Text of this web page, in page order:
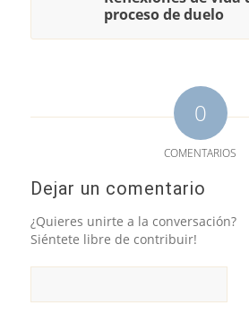
proceso de duelo
0
COMENTARIOS
Dejar un comentario
¿Quieres unirte a la conversación?
Siéntete libre de contribuir!